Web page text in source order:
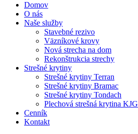
Domov
O nás
Naše služby
Stavebné rezivo
Väzníkové krovy
Nová strecha na dom
Rekonštrukcia strechy
Strešné krytiny
Strešné krytiny Terran
Strešné krytiny Bramac
Strešné krytiny Tondach
Plechová strešná krytina KJG
Cenník
Kontakt